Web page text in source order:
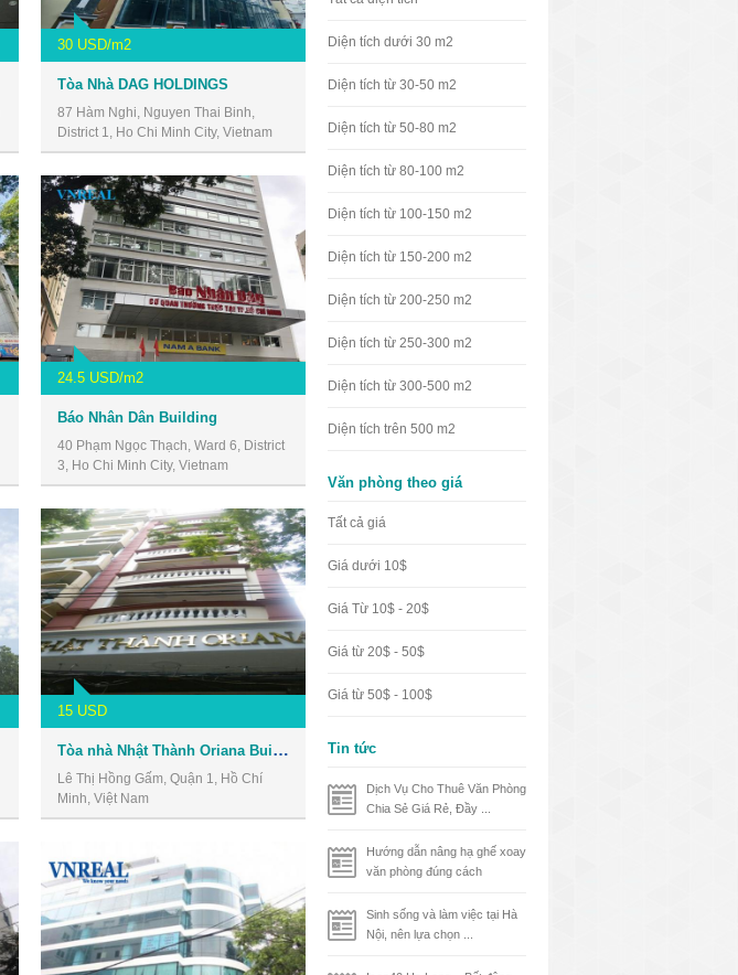
30 USD/m2
Tòa Nhà DAG HOLDINGS
87 Hàm Nghi, Nguyen Thai Binh,
District 1, Ho Chi Minh City, Vietnam
24.5 USD/m2
Báo Nhân Dân Building
40 Phạm Ngọc Thạch, Ward 6, District
3, Ho Chi Minh City, Vietnam
15 USD
Tòa nhà Nhật Thành Oriana Building - Văn phòng cho thuê Quận 1
Lê Thị Hồng Gấm, Quận 1, Hồ Chí
Minh, Việt Nam
Diện tích dưới 30 m2
Diện tích từ 30-50 m2
Diện tích từ 50-80 m2
Diện tích từ 80-100 m2
Diện tích từ 100-150 m2
Diện tích từ 150-200 m2
Diện tích từ 200-250 m2
Diện tích từ 250-300 m2
Diện tích từ 300-500 m2
Diện tích trên 500 m2
Văn phòng theo giá
Tất cả giá
Giá dưới 10$
Giá Từ 10$ - 20$
Giá từ 20$ - 50$
Giá từ 50$ - 100$
Tin tức
Dịch Vụ Cho Thuê Văn Phòng
Chia Sẻ Giá Rẻ, Đầy ...
Hướng dẫn nâng hạ ghế xoay
văn phòng đúng cách
Sinh sống và làm việc tại Hà
Nội, nên lựa chọn ...